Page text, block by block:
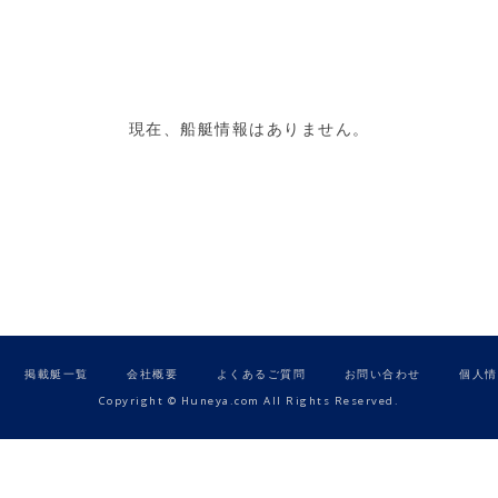
現在、船艇情報はありません。
掲載艇一覧 会社概要 よくあるご質問 お問い合わせ
個人
Copyright © Huneya.com All Rights Reserved.